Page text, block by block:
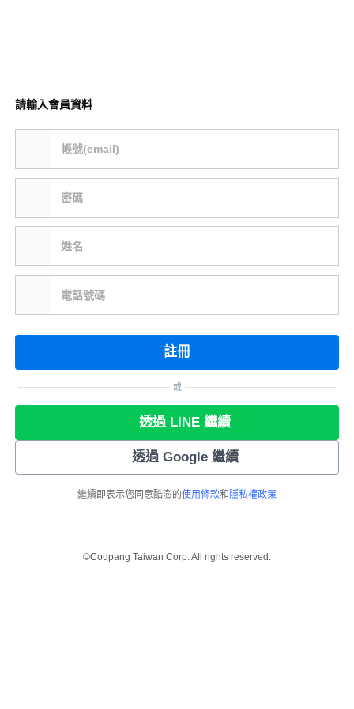
請輸入會員資料
帳號(email)
密碼
姓名
電話號碼
註冊
或
透過 LINE 繼續
透過 Google 繼續
繼續即表示您同意酷澎的使用條款和 隱私權政策
©Coupang Taiwan Corp. All rights reserved.